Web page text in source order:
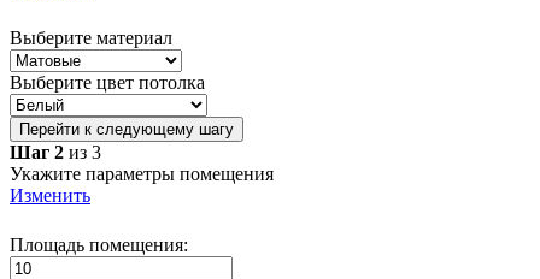
Выберите материал
Выберите цвет потолка
Перейти к следующему шагу
Шаг 2 из 3
Укажите параметры помещения
Изменить
Площадь помещения: